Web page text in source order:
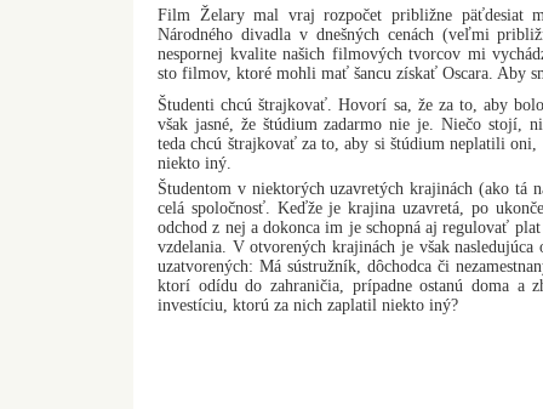
Film Želary mal vraj rozpočet približne päťdesiat
Národného divadla v dnešných cenách (veľmi
nespornej kvalite našich filmových tvorcov mi
sto filmov, ktoré mohli mať šancu získať Oscara. Aby
Študenti chcú štrajkovať. Hovorí sa, že za to, aby
však jasné, že štúdium zadarmo nie je. Niečo stojí,
teda chcú štrajkovať za to, aby si štúdium neplatili
niekto iný.
Študentom v niektorých uzavretých krajinách (ako tá
celá spoločnosť. Keďže je krajina uzavretá, po
odchod z nej a dokonca im je schopná aj regulovať
vzdelania. V otvorených krajinách je však nasledujúca
uzatvorených: Má sústružník, dôchodca či
ktorí odídu do zahraničia, prípadne ostanú doma a
investíciu, ktorú za nich zaplatil niekto iný?